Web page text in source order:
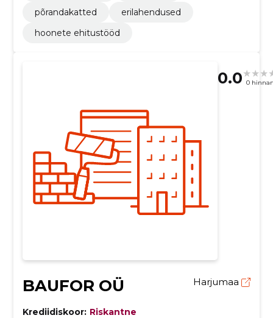
põrandakatted
erilahendused
hoonete ehitustööd
0.0 0
BAUFOR OÜ Harjumaa
Krediidiskoor: Riskantne